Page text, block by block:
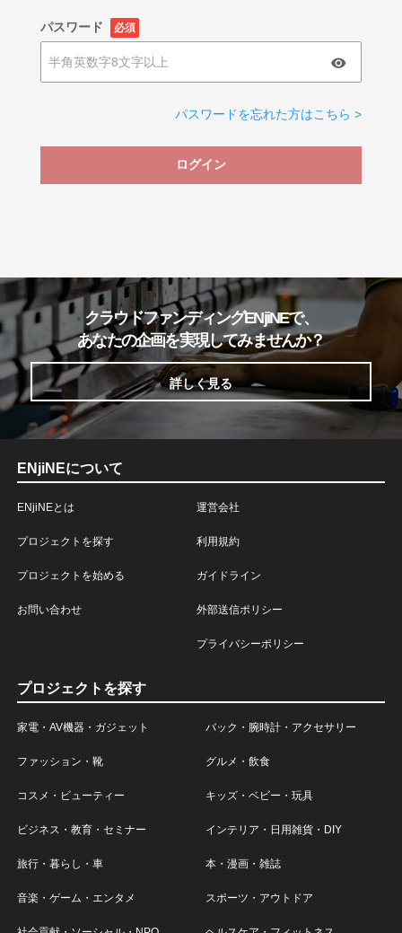
パスワード 必須
パスワードを忘れた方はこちら >
ログイン
クラウドファンディングENjiNEで、
あなたの企画を実現してみませんか？
詳しく見る
ENjiNEについて
ENjiNEとは
プロジェクトを探す
プロジェクトを始める
お問い合わせ
運営会社
利用規約
ガイドライン
外部送信ポリシー
プライバシーポリシー
プロジェクトを探す
家電・AV機器・ガジェット バック・腕時計・アクセサリー
ファッション・靴 グルメ・飲食
コスメ・ビューティー キッズ・ベビー・玩具
ビジネス・教育・セミナー インテリア・日用雑貨・DIY
旅行・暮らし・車 本・漫画・雑誌
音楽・ゲーム・エンタメ スポーツ・アウトドア